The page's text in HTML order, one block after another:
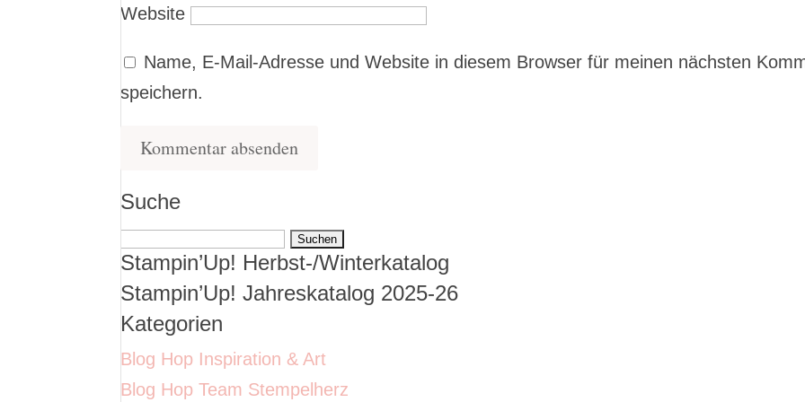
Website
Name, E-Mail-Adresse und Website in diesem Browser für meinen nächsten
speichern.
Suche
Suchen
nach:
Stampin’Up! Herbst-/Winterkatalog
Stampin’Up! Jahreskatalog 2025-26
Kategorien
Blog Hop Inspiration & Art
Blog Hop Team Stempelherz